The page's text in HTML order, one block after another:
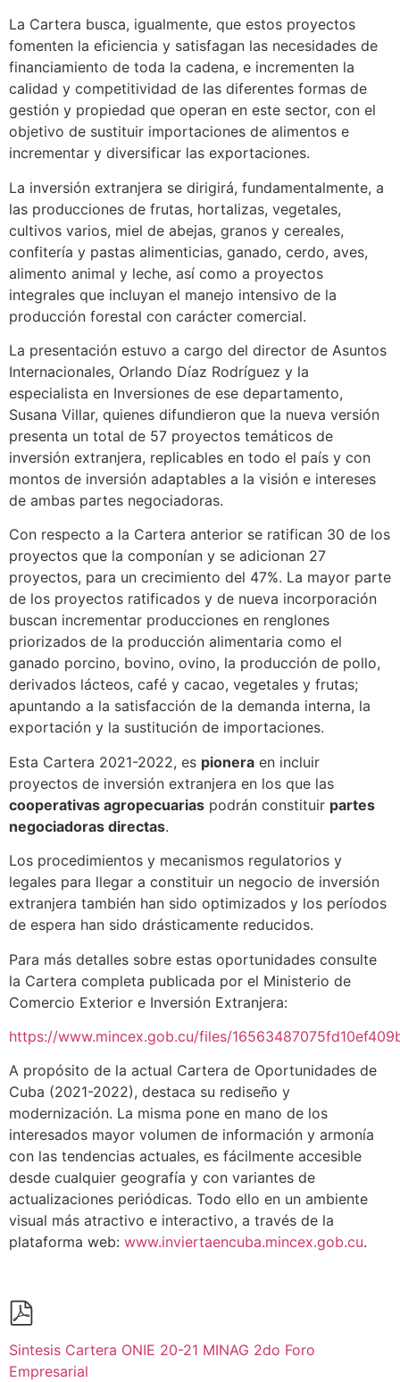
La Cartera busca, igualmente, que estos proyectos
fomenten la eficiencia y satisfagan las necesidades de
financiamiento de toda la cadena, e incrementen la
calidad y competitividad de las diferentes formas de
gestión y propiedad que operan en este sector, con el
objetivo de sustituir importaciones de alimentos e
incrementar y diversificar las exportaciones.
La inversión extranjera se dirigirá, fundamentalmente, a
las producciones de frutas, hortalizas, vegetales,
cultivos varios, miel de abejas, granos y cereales,
confitería y pastas alimenticias, ganado, cerdo, aves,
alimento animal y leche, así como a proyectos
integrales que incluyan el manejo intensivo de la
producción forestal con carácter comercial.
La presentación estuvo a cargo del director de Asuntos
Internacionales, Orlando Díaz Rodríguez y la
especialista en Inversiones de ese departamento,
Susana Villar, quienes difundieron que la nueva versión
presenta un total de 57 proyectos temáticos de
inversión extranjera, replicables en todo el país y con
montos de inversión adaptables a la visión e intereses
de ambas partes negociadoras.
Con respecto a la Cartera anterior se ratifican 30 de los
proyectos que la componían y se adicionan 27
proyectos, para un crecimiento del 47%. La mayor parte
de los proyectos ratificados y de nueva incorporación
buscan incrementar producciones en renglones
priorizados de la producción alimentaria como el
ganado porcino, bovino, ovino, la producción de pollo,
derivados lácteos, café y cacao, vegetales y frutas;
apuntando a la satisfacción de la demanda interna, la
exportación y la sustitución de importaciones.
Esta Cartera 2021-2022, es pionera en incluir
proyectos de inversión extranjera en los que las
cooperativas agropecuarias podrán constituir partes
negociadoras directas.
Los procedimientos y mecanismos regulatorios y
legales para llegar a constituir un negocio de inversión
extranjera también han sido optimizados y los períodos
de espera han sido drásticamente reducidos.
Para más detalles sobre estas oportunidades consulte
la Cartera completa publicada por el Ministerio de
Comercio Exterior e Inversión Extranjera:
https://www.mincex.gob.cu/files/
A propósito de la actual Cartera de Oportunidades de
Cuba (2021-2022), destaca su rediseño y
modernización. La misma pone en mano de los
interesados mayor volumen de información y armonía
con las tendencias actuales, es fácilmente accesible
desde cualquier geografía y con variantes de
actualizaciones periódicas. Todo ello en un ambiente
visual más atractivo e interactivo, a través de la
plataforma web: www.inviertaencuba.mincex.gob.cu.
Sintesis Cartera ONIE 20-21 MINAG 2do Foro
Empresarial